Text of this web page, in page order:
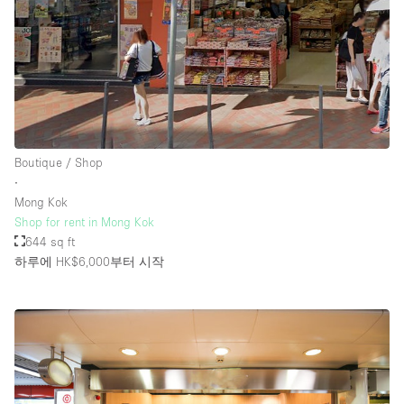
Boutique / Shop
∙
Mong Kok
Shop for rent in Mong Kok
644 sq ft
하루에 HK$6,000부터 시작